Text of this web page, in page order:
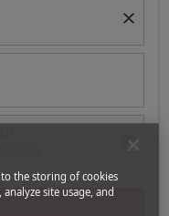
close
return-date-aria-label
today
to the storing of cookies
site usage, and